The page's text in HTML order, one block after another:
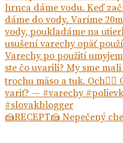
🍰RECEPT🍰 Nepečený